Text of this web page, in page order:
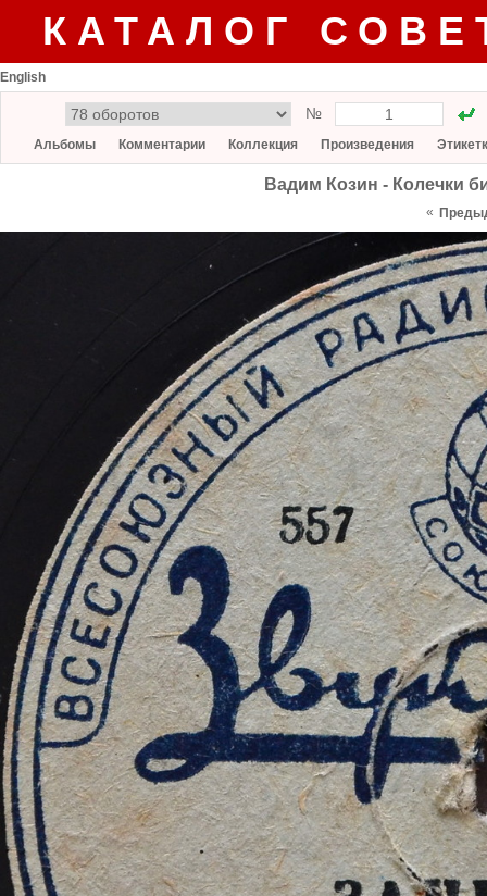
КАТАЛОГ
English
№
Альбомы Комментарии Коллекция Произведения
Вадим Козин - Колечки
«